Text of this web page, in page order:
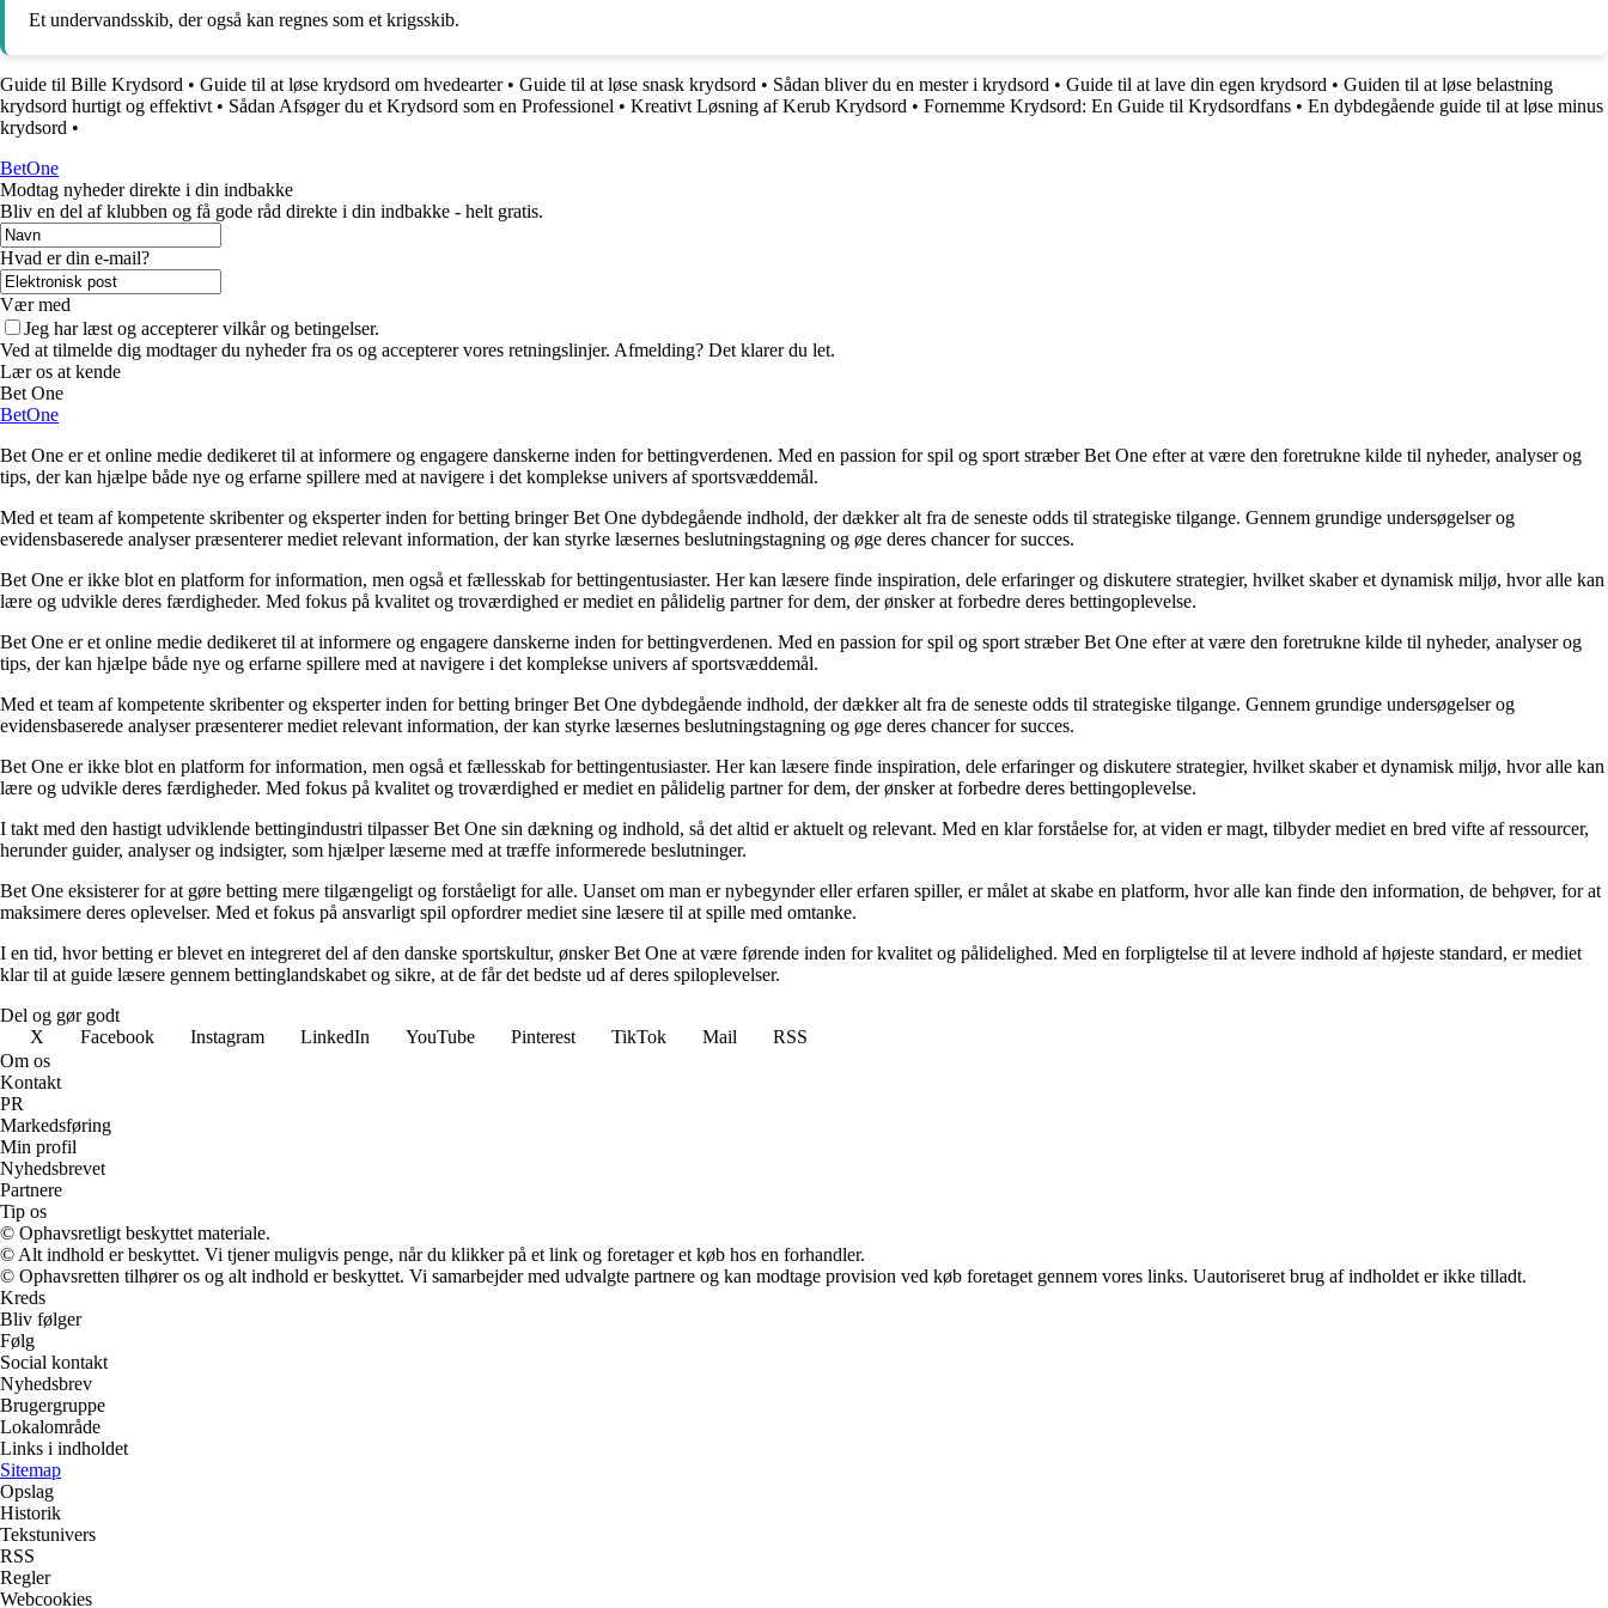
Et undervandsskib, der også kan regnes som et krigsskib.
Guide til Bille Krydsord • Guide til at løse krydsord om hvedearter• Guide til at løse snask krydsord • Sådan bliver du en mester i krydsord • Guide til at lave din egen krydsord • Guiden til at løse belastning
krydsord hurtigt og effektivt • Sådan Afsøger du et Krydsord som en Professionel • Kreativt Løsning af Kerub Krydsord • Fornemme Krydsord: En Guide til Krydsordfans • En dybdegående guide til at løse minus
krydsord •
BetOne
Modtag nyheder direkte i din indbakke
Bliv en del af klubben og få gode råd direkte i din indbakke - helt gratis.
Hvad er din e-mail?
Vær med
Jeg har læst og accepterer vilkår og betingelser.
Ved at tilmelde dig modtager du nyheder fra os og accepterer vores retningslinjer. Afmelding? Det klarer du let.
Lær os at kende
Bet One
BetOne
Bet One er et online medie dedikeret til at informere og engagere danskerne inden for bettingverdenen. Med en passion for spil og sport stræber Bet One efter at være den foretrukne kilde til nyheder, analyser og
tips, der kan hjælpe både nye og erfarne spillere med at navigere i det komplekse univers af sportsvæddemål.
Med et team af kompetente skribenter og eksperter inden for betting bringer Bet One dybdegående indhold, der dækker alt fra de seneste odds til strategiske tilgange. Gennem grundige undersøgelser og
evidensbaserede analyser præsenterer mediet relevant information, der kan styrke læsernes beslutningstagning og øge deres chancer for succes.
Bet One er ikke blot en platform for information, men også et fællesskab for bettingentusiaster. Her kan læsere finde inspiration, dele erfaringer og diskutere strategier, hvilket skaber et dynamisk miljø, hvor alle kan
lære og udvikle deres færdigheder. Med fokus på kvalitet og troværdighed er mediet en pålidelig partner for dem, der ønsker at forbedre deres bettingoplevelse.
Bet One er et online medie dedikeret til at informere og engagere danskerne inden for bettingverdenen. Med en passion for spil og sport stræber Bet One efter at være den foretrukne kilde til nyheder, analyser og
tips, der kan hjælpe både nye og erfarne spillere med at navigere i det komplekse univers af sportsvæddemål.
Med et team af kompetente skribenter og eksperter inden for betting bringer Bet One dybdegående indhold, der dækker alt fra de seneste odds til strategiske tilgange. Gennem grundige undersøgelser og
evidensbaserede analyser præsenterer mediet relevant information, der kan styrke læsernes beslutningstagning og øge deres chancer for succes.
Bet One er ikke blot en platform for information, men også et fællesskab for bettingentusiaster. Her kan læsere finde inspiration, dele erfaringer og diskutere strategier, hvilket skaber et dynamisk miljø, hvor alle kan
lære og udvikle deres færdigheder. Med fokus på kvalitet og troværdighed er mediet en pålidelig partner for dem, der ønsker at forbedre deres bettingoplevelse.
I takt med den hastigt udviklende bettingindustri tilpasser Bet One sin dækning og indhold, så det altid er aktuelt og relevant. Med en klar forståelse for, at viden er magt, tilbyder mediet en bred vifte af ressourcer,
herunder guider, analyser og indsigter, som hjælper læserne med at træffe informerede beslutninger.
Bet One eksisterer for at gøre betting mere tilgængeligt og forståeligt for alle. Uanset om man er nybegynder eller erfaren spiller, er målet at skabe en platform, hvor alle kan finde den information, de behøver, for at
maksimere deres oplevelser. Med et fokus på ansvarligt spil opfordrer mediet sine læsere til at spille med omtanke.
I en tid, hvor betting er blevet en integreret del af den danske sportskultur, ønsker Bet One at være førende inden for kvalitet og pålidelighed. Med en forpligtelse til at levere indhold af højeste standard, er mediet
klar til at guide læsere gennem bettinglandskabet og sikre, at de får det bedste ud af deres spiloplevelser.
Del og gør godt
X
Facebook Instagram LinkedIn YouTube Pinterest TikTok Mail
RSS
Om os
Kontakt
PR
Markedsføring
Min profil
Nyhedsbrevet
Partnere
Tip os
© Ophavsretligt beskyttet materiale.
© Alt indhold er beskyttet. Vi tjener muligvis penge, når du klikker på et link og foretager et køb hos en forhandler.
© Ophavsretten tilhører os og alt indhold er beskyttet. Vi samarbejder med udvalgte partnere og kan modtage provision ved køb foretaget gennem vores links. Uautoriseret brug af indholdet er ikke tilladt.
Kreds
Bliv følger
Følg
Social kontakt
Nyhedsbrev
Brugergruppe
Lokalområde
Links i indholdet
Sitemap
Opslag
Historik
Tekstunivers
RSS
Regler
Webcookies